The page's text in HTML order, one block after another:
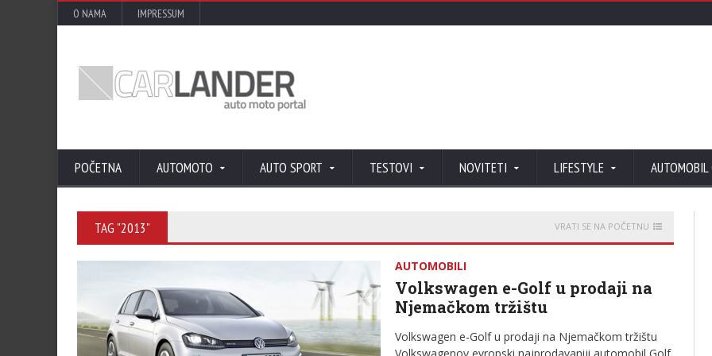
O NAMA IMPRESSUM
POČETNA AUTOMOTO AUTO SPORT TESTOVI NOVITETI LIFESTYLE AUTOMOBIL
TAG "2013" VRATI SE NA POČETNU
AUTOMOBILI
Volkswagen e-Golf u prodaji na
Njemačkom tržištu
Volkswagen e-Golf u prodaji na Njemačkom tržištu